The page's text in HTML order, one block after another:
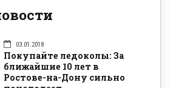
03.01.2018
Покупайте ледоколы: За
ближайшие 10 лет в
Ростове-на-Дону сильно